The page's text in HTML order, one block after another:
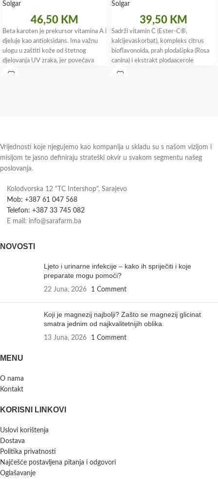
Solgar
46,50 KM
Beta karoten je prekursor vitamina A i
djeluje kao antioksidans. Ima važnu
ulogu u zaštiti kože od štetnog
djelovanja UV zraka, jer povećava
Solgar
39,50 KM
Sadrži vitamin C (Ester-C®,
kalcijevaskorbat), kompleks citrus
bioflavonoida, prah plodašipka (Rosa
canina) i ekstrakt plodaacerole
Vitamin C pridonosi normalnoj
Vrijednosti koje njegujemo kao kompanija u skladu su s našom vizijom i
misijom te jasno definiraju strateški okvir u svakom segmentu našeg
poslovanja.
Kolodvorska 12 "TC Intershop", Sarajevo
Mob: +387 61 047 568
Telefon: +387 33 745 082
E mail: info@sarafarm.ba
NOVOSTI
Ljeto i urinarne infekcije – kako ih spriječiti i koje
preparate mogu pomoći?
22 Juna, 2026 1 Comment
Koji je magnezij najbolji? Zašto se magnezij glicinat
smatra jednim od najkvalitetnijih oblika.
13 Juna, 2026 1 Comment
MENU
O nama
Kontakt
KORISNI LINKOVI
Uslovi korištenja
Dostava
Politika privatnosti
Najčešće postavljena pitanja i odgovori
Oglašavanje